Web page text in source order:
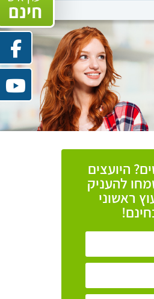
היועצים
להעניק
ראשוני